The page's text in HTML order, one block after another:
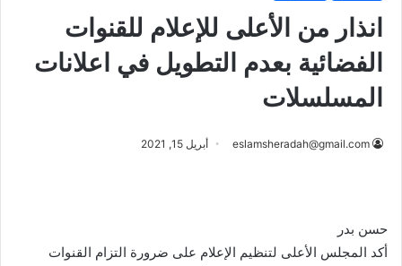
انذار من الأعلى للإعلام للقنوات
الفضائية بعدم التطويل في اعلانات
المسلسلات
eslamsheradah@gmail.com أبريل 15, 2021
حسن بدر
أكد المجلس الأعلى لتنظيم الإعلام على ضرورة التزام القنوات